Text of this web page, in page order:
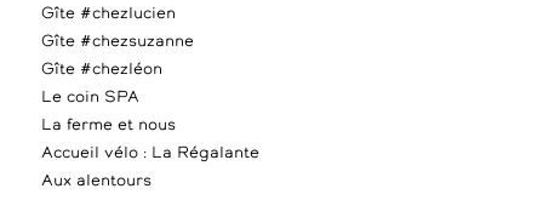
Gîte #chezlucien
Gîte #chezsuzanne
Gîte #chezléon
Le coin SPA
La ferme et nous
Accueil vélo : La Régalante
Aux alentours